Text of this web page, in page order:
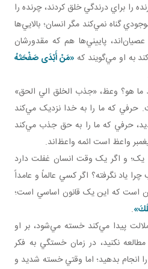
را براي درندگي خلق کردند، چرنده را
گناه نمي‌کند مگر انسان؛ بالايي‌ها
پاييني‌ها هم که مقدورشان
به او مي‌گويند که «مَنْ أَبْدَى صَفْحَتَهُ
هو؟ وعظ، «جذب الخلق الي الحق»
حرفي که ما را به خدا نزديک مي‌کند
حرفي که ما را به حق جذب مي‌کند
واعظ است ائمه واعظ‌اند.
يک؛ و اگر يک وقت انسان غفلت دارد
ياد نگرفته؟ اگر کسي عالماً و عامداً
است که اين يک قانون اساسي است؛
.
پيدا مي‌کند خسته مي‌شود، بر او
نکنيد، در زمان خستگي به فکر
انجام بدهيد؛ اما وقتي خسته شديد و